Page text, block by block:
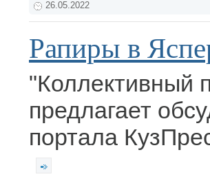
26.05.2022
Рапиры в
"Коллективный
предлагает
портала